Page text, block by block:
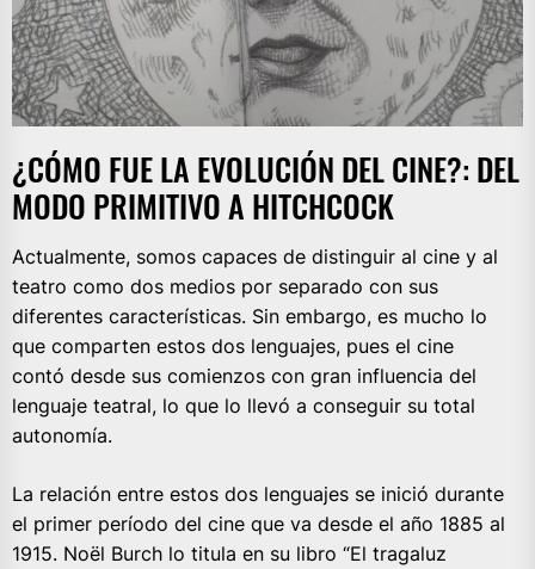
¿CÓMO FUE LA EVOLUCIÓN DEL CINE?: DEL
MODO PRIMITIVO A HITCHCOCK
Actualmente, somos capaces de distinguir al cine y al
teatro como dos medios por separado con sus
diferentes características. Sin embargo, es mucho lo
que comparten estos dos lenguajes, pues el cine
contó desde sus comienzos con gran influencia del
lenguaje teatral, lo que lo llevó a conseguir su total
autonomía.
La relación entre estos dos lenguajes se inició durante
el primer período del cine que va desde el año 1885 al
1915. Noël Burch lo titula en su libro “El tragaluz